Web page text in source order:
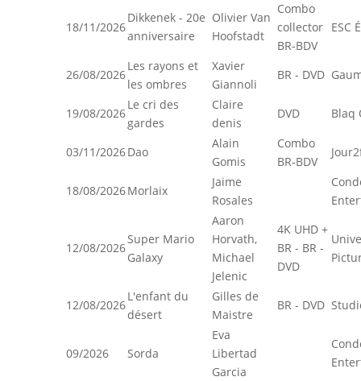
18/11/2026
Dikkenek - 20e
anniversaire
Olivier Van
Hoofstadt
Combo
collector
BR-BDV
ESC
26/08/2026
Les rayons et
les ombres
Xavier
Giannoli
BR - DVD
19/08/2026
Le cri des
gardes
Claire
denis
DVD Blaq
03/11/2026Dao
Alain
Gomis
Combo
BR-BDV
18/08/2026Morlaix
Jaime
Rosales
12/08/2026
Super Mario
Galaxy
Aaron
Horvath,
Michael
Jelenic
4K UHD +
BR - BR -
DVD
12/08/2026
L'enfant du
désert
Gilles de
Maistre
BR - DVD
09/2026 Sorda
Eva
Libertad
Garcia